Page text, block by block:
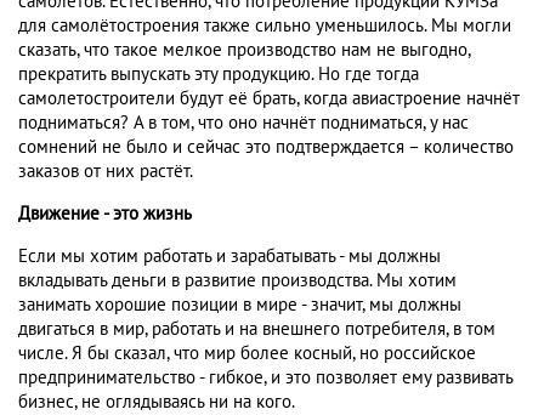
для самолётостроения также сильно уменьшилось. Мы могли
сказать, что такое мелкое производство нам не выгодно,
прекратить выпускать эту продукцию. Но где тогда
самолетостроители будут её брать, когда авиастроение начнёт
подниматься? А в том, что оно начнёт подниматься, у нас
сомнений не было и сейчас это подтверждается – количество
заказов от них растёт.
Движение - это жизнь
Если мы хотим работать и зарабатывать - мы должны
вкладывать деньги в развитие производства. Мы хотим
занимать хорошие позиции в мире - значит, мы должны
двигаться в мир, работать и на внешнего потребителя, в том
числе. Я бы сказал, что мир более косный, но российское
предпринимательство - гибкое, и это позволяет ему развивать
бизнес, не оглядываясь ни на кого.